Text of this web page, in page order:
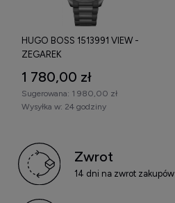
HUGO BOSS 1513991 VIEW -
ZEGAREK
1 780,00 zł
Wysyłka w: 24 godziny
Sugerowana: 1 980,00 zł
Zwrot
14 dni na zwrot zakupów